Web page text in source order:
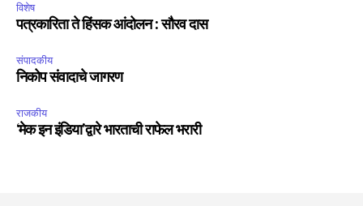
विशेष
पत्रकारिता ते हिंसक आंदोलन : सौरव दास
संपादकीय
निकोप संवादाचे जागरण
राजकीय
‘मेक इन इंडिया’द्वारे भारताची राफेल भरारी